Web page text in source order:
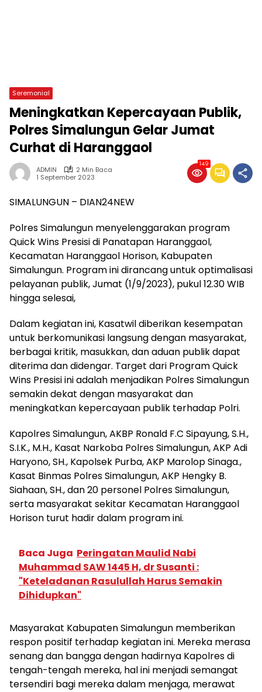
Seremonial
Meningkatkan Kepercayaan Publik,
Polres Simalungun Gelar Jumat
Curhat di Haranggaol
ADMIN
2 Min Baca
1 September 2023
149
SIMALUNGUN – DIAN24NEW
Polres Simalungun menyelenggarakan program
Quick Wins Presisi di Panatapan Haranggaol,
Kecamatan Haranggaol Horison, Kabupaten
Simalungun. Program ini dirancang untuk optimalisasi
pelayanan publik, Jumat (1/9/2023), pukul 12.30 WIB
hingga selesai,
Dalam kegiatan ini, Kasatwil diberikan kesempatan
untuk berkomunikasi langsung dengan masyarakat,
berbagai kritik, masukkan, dan aduan publik dapat
diterima dan didengar. Target dari Program Quick
Wins Presisi ini adalah menjadikan Polres Simalungun
semakin dekat dengan masyarakat dan
meningkatkan kepercayaan publik terhadap Polri.
Kapolres Simalungun, AKBP Ronald F.C Sipayung, S.H.,
S.I.K., M.H., Kasat Narkoba Polres Simalungun, AKP Adi
Haryono, SH., Kapolsek Purba, AKP Marolop Sinaga.,
Kasat Binmas Polres Simalungun, AKP Hengky B.
Siahaan, SH., dan 20 personel Polres Simalungun,
serta masyarakat sekitar Kecamatan Haranggaol
Horison turut hadir dalam program ini.
Baca Juga Peringatan Maulid Nabi
Muhammad SAW 1445 H, dr Susanti :
"Keteladanan Rasulullah Harus Semakin
Dihidupkan"
Masyarakat Kabupaten Simalungun memberikan
respon positif terhadap kegiatan ini. Mereka merasa
senang dan bangga dengan hadirnya Kapolres di
tengah-tengah mereka, hal ini menjadi semangat
tersendiri bagi mereka dalam menjaga, merawat